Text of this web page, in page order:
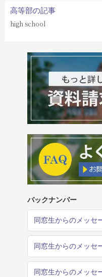
高等部の記事
high school
バックナンバー
同窓生からのメッセ
同窓生からのメッセ
同窓生からのメッセ